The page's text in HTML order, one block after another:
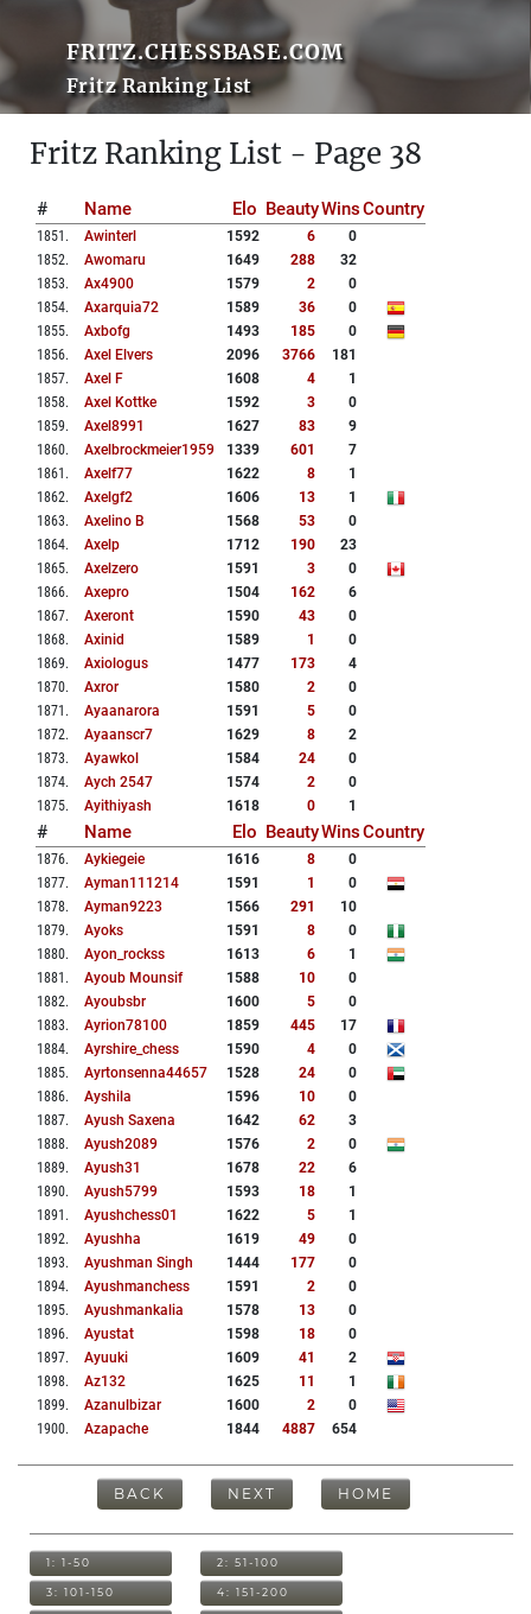
FRITZ.CHESSBASE.COM
Fritz Ranking List
Fritz Ranking List - Page 38
# Name Elo BeautyWinsCountry
1851 . Awinterl 1592 6
0
1852. Awomaru 1649 288
32
1853. Ax4900 1579 2
0
1854. Axarquia72 1589 36
0
1855. Axbofg 1493 185
0
1856. Axel Elvers 2096 3766
181
1857. Axel F 1608 4
1
1858. Axel Kottke 1592 3
0
1859. Axel8991 1627 83
9
1860. Axelbrockmeier1959 1339 601
7
1861 . Axelf77 1622 8
1
1862. Axelgf2 1606 13
1
1863. Axelino B 1568 53
0
1864. Axelp 1712 190
23
1865. Axelzero 1591 3
0
1866. Axepro 1504 162
6
1867. Axeront 1590 43
0
1868. Axinid 1589 1
0
1869. Axiologus 1477 173
4
1870. Axror 1580 2
0
1871 . Ayaanarora 1591 5
0
1872. Ayaanscr7 1629 8
2
1873. Ayawkol 1584 24
0
1874. Aych 2547 1574 2
0
1875. Ayithiyash 1618 0 1
# Name Elo BeautyWinsCountry
1876. Aykiegeie 1616 8
0
1877. Ayman111214 1591 1
0
1878. Ayman9223 1566 291
10
1879. Ayoks 1591 8
0
1880. Ayon_rockss 1613 6
1
1881 . Ayoub Mounsif 1588 10
0
1882. Ayoubsbr 1600 5
0
1883. Ayrion78100 1859 445
17
1884. Ayrshire_chess 1590 4
0
1885. Ayrtonsenna44657 1528 24
0
1886. Ayshila 1596 10
0
1887. Ayush Saxena 1642 62
3
1888. Ayush2089 1576 2
0
1889. Ayush31 1678 22
6
1890. Ayush5799 1593 18
1
1891 . Ayushchess01 1622 5
1
1892. Ayushha 1619 49
0
1893. Ayushman Singh 1444 177
0
1894. Ayushmanchess 1591 2
0
1895. Ayushmankalia 1578 13
0
1896. Ayustat 1598 18
0
1897. Ayuuki 1609 41
2
1898. Az132 1625 11
1
1899. Azanulbizar 1600 2
0
1900. Azapache 1844 4887 654
BACK NEXT HOME
1: 1-50 2: 51-100
3: 101-150 4: 151-200